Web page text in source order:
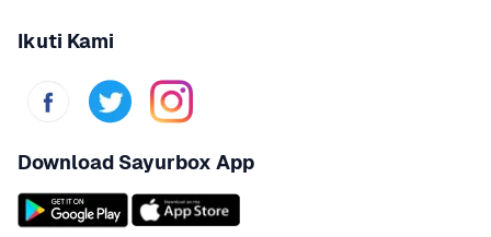
Ikuti Kami
Download Sayurbox App